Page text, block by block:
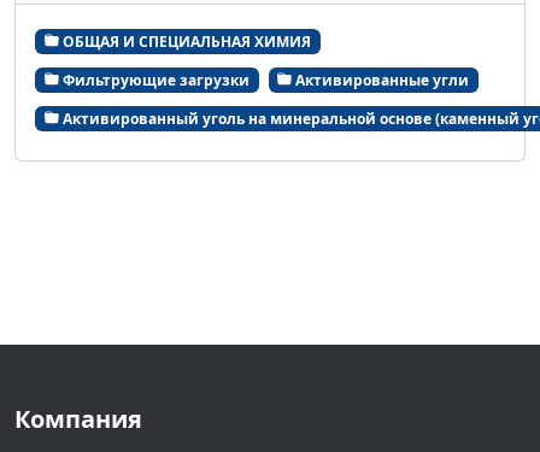
ОБЩАЯ И СПЕЦИАЛЬНАЯ ХИМИЯ
Фильтрующие загрузки
Активированные угли
Активированный уголь на минеральной основе (каменный
Компания